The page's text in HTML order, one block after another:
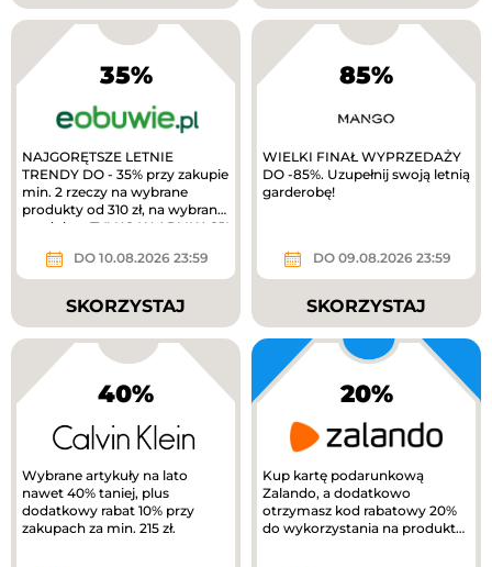
35%
NAJGORĘTSZE LETNIE
TRENDY DO - 35% przy zakupie
min. 2 rzeczy na wybrane
produkty od 310 zł, na wybrane
produkty. TYLKO W APLIKACJI
DO 10.08.2026 23:59
SKORZYSTAJ
85%
WIELKI FINAŁ WYPRZEDAŻY
DO -85%. Uzupełnij swoją letnią
garderobę!
DO 09.08.2026 23:59
SKORZYSTAJ
40%
Wybrane artykuły na lato
nawet 40% taniej, plus
dodatkowy rabat 10% przy
zakupach za min. 215 zł.
20%
Kup kartę podarunkową
Zalando, a dodatkowo
otrzymasz kod rabatowy 20%
do wykorzystania na produkty